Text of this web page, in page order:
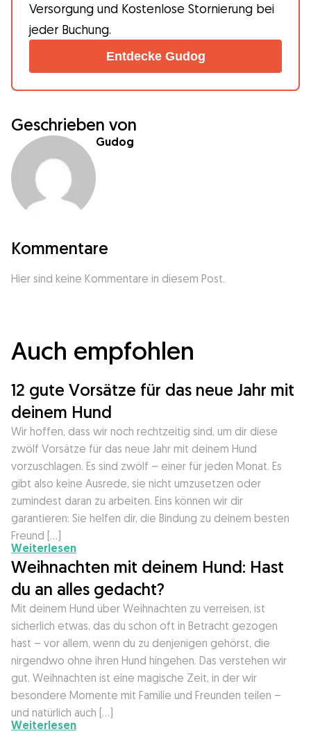
Versorgung und Kostenlose Stornierung bei
jeder Buchung.
Entdecke Gudog
Geschrieben von
Gudog
Kommentare
Hier sind keine Kommentare in diesem Post.
Auch empfohlen
12 gute Vorsätze für das neue Jahr mit
deinem Hund
Wir hoffen, dass wir noch rechtzeitig sind, um dir diese
zwölf Vorsätze für das neue Jahr mit deinem Hund
vorzuschlagen. Es sind zwölf – einer für jeden Monat. Es
gibt also keine Ausrede, sie nicht umzusetzen oder
zumindest daran zu arbeiten. Eins können wir dir
garantieren: Sie helfen dir, die Bindung zu deinem besten
Freund […]
Weiterlesen
Weihnachten mit deinem Hund: Hast
du an alles gedacht?
Mit deinem Hund über Weihnachten zu verreisen, ist
sicherlich etwas, das du schon oft in Betracht gezogen
hast – vor allem, wenn du zu denjenigen gehörst, die
nirgendwo ohne ihren Hund hingehen. Das verstehen wir
gut. Weihnachten ist eine magische Zeit, in der wir
besondere Momente mit Familie und Freunden teilen –
und natürlich auch […]
Weiterlesen